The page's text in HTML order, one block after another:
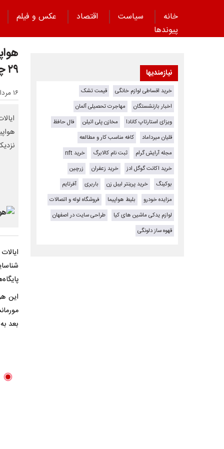
خانه سیاست اقتصاد
عکس و فیلم
پیوند‌ها
۲۹ چه بود؟
۱۶ مرداد ۱۴۰۴ - ۱۲:۲۰
بعد
نیازمندیها
خرید اقساطی لوازم خانگی
قیمت تشک
اخبار بازنشستگان
مهاجرت تحصیلی آلمان
ویزای استارتاپ کانادا
مخازن پلی اتیلن
فال حافظ
قلیان میرداماد
کافه مناسب کار و مطالعه
مجله آرایش گرام
ثبت نام کالابرگ
خرید nft
خرید اکانت گوگل ادز
خرید زعفران
زرچین
بوکینگ
خرید پرینتر لیبل زن باربری
آفرتایم
مزایده خودرو
بلیط هواپیما
فروشگاه لوله و اتصالات
لوازم یدکی ماشین های کیا
طراحی سایت در اصفهان
قهوه ساز دلونگی